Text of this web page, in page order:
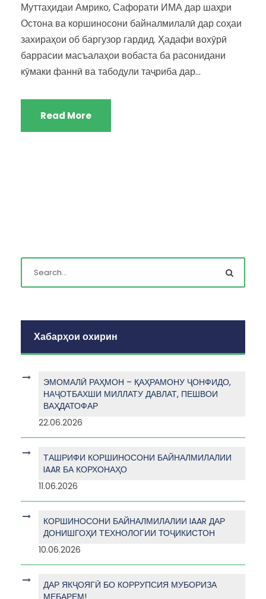
Муттаҳидаи Амрико, Сафорати ИМА дар шаҳри
Остона ва коршиносони байналмилалӣ дар соҳаи
захираҳои об баргузор гардид. Ҳадафи вохӯрӣ
баррасии масъалаҳои вобаста ба расонидани
кӯмаки фаннӣ ва табодули таҷриба дар...
Read More
Хабарҳои охирин
ЭМОМАЛӢ РАҲМОН – ҚАҲРАМОНУ ҶОНФИДО,
НАҶОТБАХШИ МИЛЛАТУ ДАВЛАТ, ПЕШВОИ
ВАҲДАТОФАР
22.06.2026
ТАШРИФИ КОРШИНОСОНИ БАЙНАЛМИЛАЛИИ
IAAR БА КОРХОНАҲО
11.06.2026
КОРШИНОСОНИ БАЙНАЛМИЛАЛИИ IAAR ДАР
ДОНИШГОҲИ ТЕХНОЛОГИИ ТОҶИКИСТОН
10.06.2026
ДАР ЯКҶОЯГӢ БО КОРРУПСИЯ МУБОРИЗА
МЕБАРЕМ!